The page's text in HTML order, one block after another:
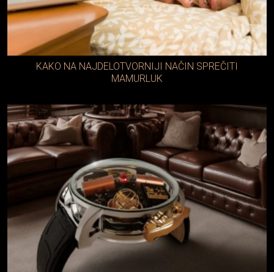
KAKO NA NAJDELOTVORNIJI NAČIN SPREČITI
MAMURLUK